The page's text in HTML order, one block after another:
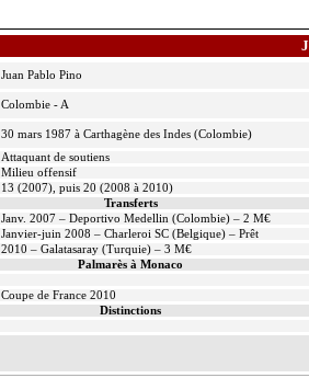
Juan Pablo Pino
Colombie - A
30 mars 1987 à Carthagène des Indes (Colombie)
Attaquant de soutiens
Milieu offensif
13 (2007), puis 20 (2008 à 2010)
Transferts
Janv. 2007 – Deportivo Medellin (Colombie) – 2 M€
Janvier-juin 2008 – Charleroi SC (Belgique) – Prêt
2010 – Galatasaray (Turquie) – 3 M€
Palmarès à Monaco
Coupe de France 2010
Distinctions